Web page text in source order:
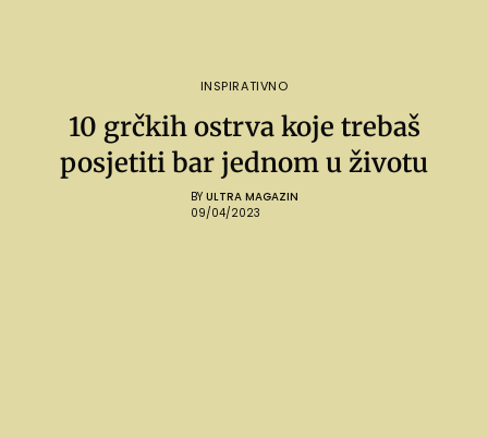
INSPIRATIVNO
10 grčkih ostrva koje trebaš
posjetiti bar jednom u životu
BY ULTRA MAGAZIN
09/04/2023